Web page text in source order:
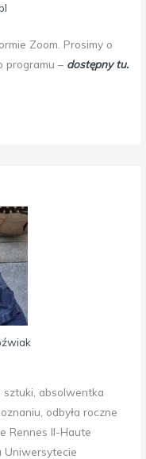
Zoom. Prosimy o
programu – dostępny tu.
sztuki, absolwentka
odbyła roczne
Rennes II-Haute
Uniwersytecie